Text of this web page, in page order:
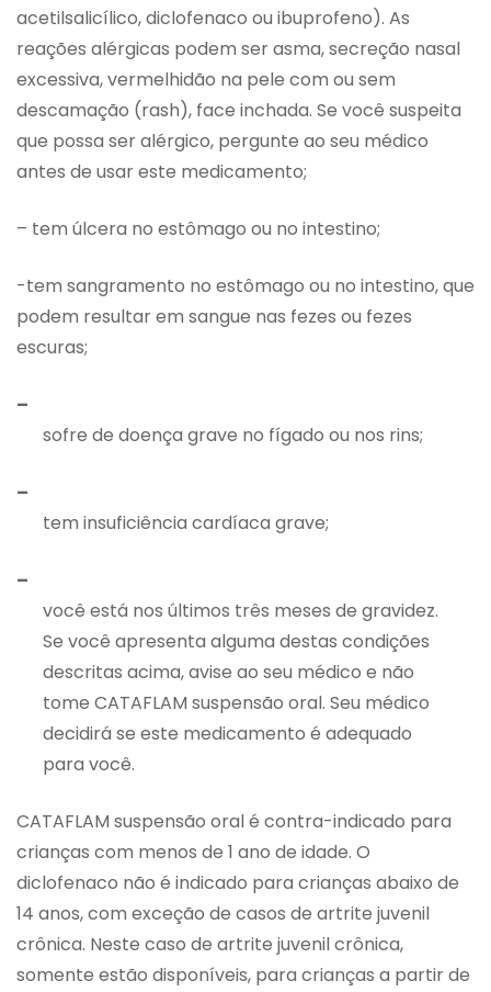
acetilsalicílico, diclofenaco ou ibuprofeno). As
reações alérgicas podem ser asma, secreção nasal
excessiva, vermelhidão na pele com ou sem
descamação (rash), face inchada. Se você suspeita
que possa ser alérgico, pergunte ao seu médico
antes de usar este medicamento;
– tem úlcera no estômago ou no intestino;
-tem sangramento no estômago ou no intestino, que
podem resultar em sangue nas fezes ou fezes
escuras;
–
sofre de doença grave no fígado ou nos rins;
–
tem insuficiência cardíaca grave;
–
você está nos últimos três meses de gravidez.
Se você apresenta alguma destas condições
descritas acima, avise ao seu médico e não
tome CATAFLAM suspensão oral. Seu médico
decidirá se este medicamento é adequado
para você.
CATAFLAM suspensão oral é contra-indicado para
crianças com menos de 1 ano de idade. O
diclofenaco não é indicado para crianças abaixo de
14 anos, com exceção de casos de artrite juvenil
crônica. Neste caso de artrite juvenil crônica,
somente estão disponíveis, para crianças a partir de